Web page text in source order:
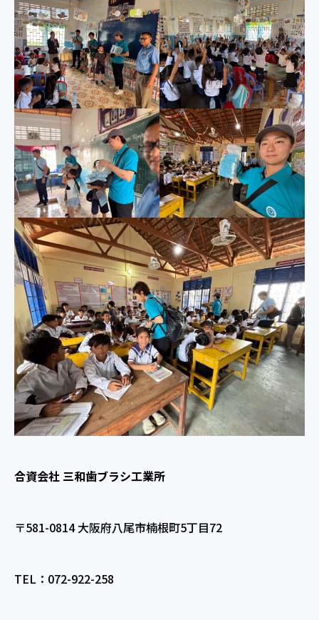
合資会社 三和歯ブラシ工業所
〒581-0814 大阪府八尾市楠根町5丁目72
TEL：072-922-258